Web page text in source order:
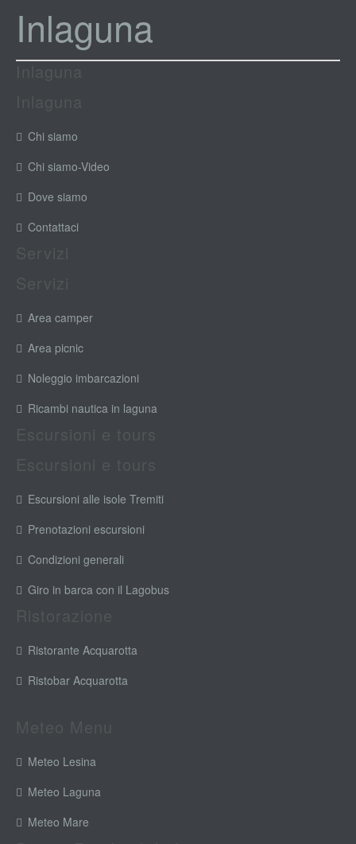
Inlaguna
Chi siamo
Chi siamo-Video
Dove siamo
Contattaci
Area camper
Area picnic
Noleggio imbarcazioni
Ricambi nautica in laguna
Escursioni alle isole Tremiti
Prenotazioni escursioni
Condizioni generali
Giro in barca con il Lagobus
Ristorante Acquarotta
Ristobar Acquarotta
Meteo Lesina
Meteo Laguna
Meteo Mare